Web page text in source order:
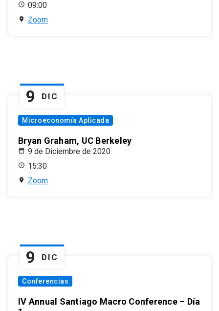
09:00
Zoom
9 DIC
Microeconomía Aplicada
Bryan Graham, UC Berkeley
9 de Diciembre de 2020
15:30
Zoom
9 DIC
Conferencias
IV Annual Santiago Macro Conference – Día